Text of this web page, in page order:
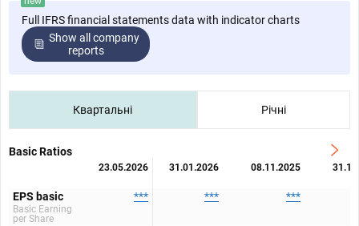
Full IFRS financial statements data with indicator charts
Show all company
reports
Квартальні Річні
Basic Ratios
23.05.2026 31.01.2026 08.11.2025
EPS basic
Basic Earning
per Share
*** *** ***